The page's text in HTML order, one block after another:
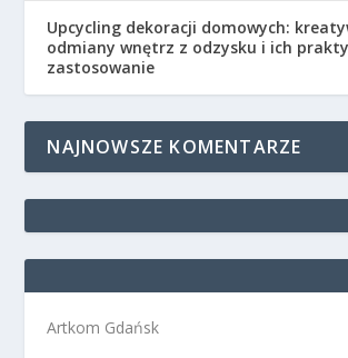
Upcycling dekoracji domowych:
odmiany wnętrz z odzysku i ich
zastosowanie
NAJNOWSZE KOMENTARZE
Artkom Gdańsk